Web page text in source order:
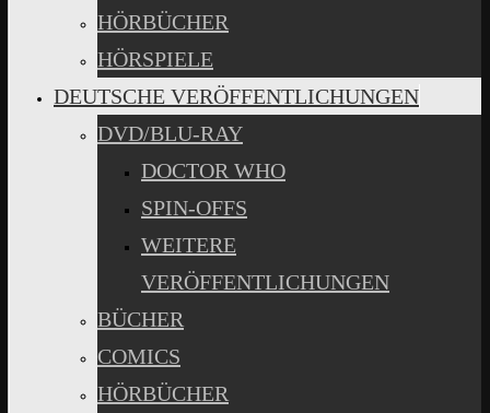
HÖRBÜCHER
HÖRSPIELE
DEUTSCHE VERÖFFENTLICHUNGEN
DVD/BLU-RAY
DOCTOR WHO
SPIN-OFFS
WEITERE
VERÖFFENTLICHUNGEN
BÜCHER
COMICS
HÖRBÜCHER